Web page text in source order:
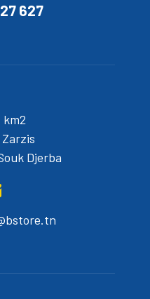
627
km2
Djerba